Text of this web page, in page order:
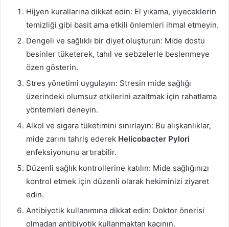
Hijyen kurallarına dikkat edin: El yıkama, yiyeceklerin
temizliği gibi basit ama etkili önlemleri ihmal etmeyin.
Dengeli ve sağlıklı bir diyet oluşturun: Mide dostu
besinler tüketerek, tahıl ve sebzelerle beslenmeye
özen gösterin.
Stres yönetimi uygulayın: Stresin mide sağlığı
üzerindeki olumsuz etkilerini azaltmak için rahatlama
yöntemleri deneyin.
Alkol ve sigara tüketimini sınırlayın: Bu alışkanlıklar,
mide zarını tahriş ederek Helicobacter Pylori
enfeksiyonunu artırabilir.
Düzenli sağlık kontrollerine katılın: Mide sağlığınızı
kontrol etmek için düzenli olarak hekiminizi ziyaret
edin.
Antibiyotik kullanımına dikkat edin: Doktor önerisi
olmadan antibiyotik kullanmaktan kaçının.